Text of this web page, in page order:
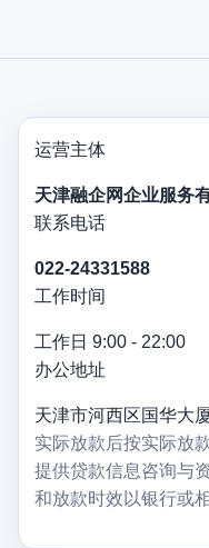
运营主体
天津融企网企业服务
联系电话
022-24331588
工作时间
工作日 9:00 - 22:00
办公地址
天津市河西区国华大
实际放款后按实际放
提供贷款信息咨询与
和放款时效以银行或